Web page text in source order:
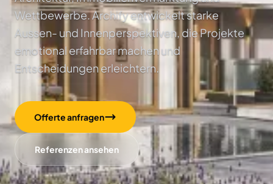
Wettbewerbe. Archify entwickelt starke
Aussen- und Innenperspektiven, die Projekte
emotional erfahrbar machen und
Entscheidungen erleichtern.
Offerte anfragen
Referenzen ansehen